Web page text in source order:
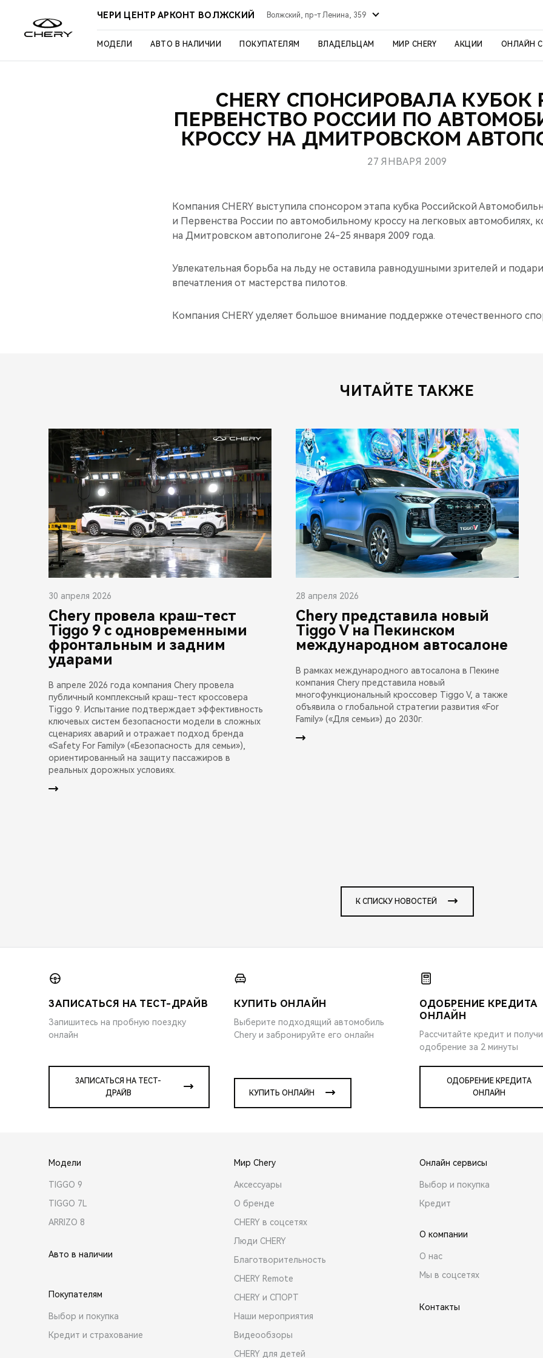
ЧЕРИ ЦЕНТР АРКОНТ ВОЛЖСКИЙ Волжский, пр-т Ленина, 359
МОДЕЛИ АВТО В НАЛИЧИИ ПОКУПАТЕЛЯМ ВЛАДЕЛЬЦАМ МИР CHERY АКЦИИ ОНЛАЙН
CHERY СПОНСИРОВАЛА КУБОК
ПЕРВЕНСТВО РОССИИ ПО
КРОССУ НА ДМИТРОВСКОМ
27 ЯНВАРЯ 2009
Компания CHERY выступила спонсором этапа кубка Российской
и Первенства России по автомобильному кроссу на легковых автомобилях,
на Дмитровском автополигоне 24-25 января 2009 года.
Увлекательная борьба на льду не оставила равнодушными зрителей и
впечатления от мастерства пилотов.
Компания CHERY уделяет большое внимание поддержке отечественного
ЧИТАЙТЕ ТАКЖЕ
30 апреля 2026
Chery провела краш-тест
Tiggo 9 с одновременными
фронтальным и задним
ударами
В апреле 2026 года компания Chery провела
публичный комплексный краш-тест кроссовера
Tiggo 9. Испытание подтверждает эффективность
ключевых систем безопасности модели в сложных
сценариях аварий и отражает подход бренда
«Safety For Family» («Безопасность для семьи»),
ориентированный на защиту пассажиров в
реальных дорожных условиях.
28 апреля 2026
Chery представила новый
Tiggo V на Пекинском
международном автосалоне
В рамках международного автосалона в Пекине
компания Chery представила новый
многофункциональный кроссовер Tiggo V, а также
объявила о глобальной стратегии развития «For
Family» («Для семьи») до 2030г.
К СПИСКУ НОВОСТЕЙ
ЗАПИСАТЬСЯ НА ТЕСТ-ДРАЙВ
Запишитесь на пробную поездку
онлайн
ЗАПИСАТЬСЯ НА ТЕСТ-
ДРАЙВ
КУПИТЬ ОНЛАЙН
Выберите подходящий автомобиль
Chery и забронируйте его онлайн
КУПИТЬ ОНЛАЙН
ОДОБРЕНИЕ КРЕДИТА
ОНЛАЙН
Рассчитайте кредит и
одобрение за 2 минуты
ОДОБРЕНИЕ КРЕДИТА
ОНЛАЙН
Модели
TIGGO 9
TIGGO 7L
ARRIZO 8
Авто в наличии
Покупателям
Выбор и покупка
Кредит и страхование
Мир Chery
Аксессуары
О бренде
CHERY в соцсетях
Люди CHERY
Благотворительность
CHERY Remote
CHERY и СПОРТ
Наши мероприятия
Видеообзоры
CHERY для детей
Онлайн сервисы
Выбор и покупка
Кредит
О компании
О нас
Мы в соцсетях
Контакты